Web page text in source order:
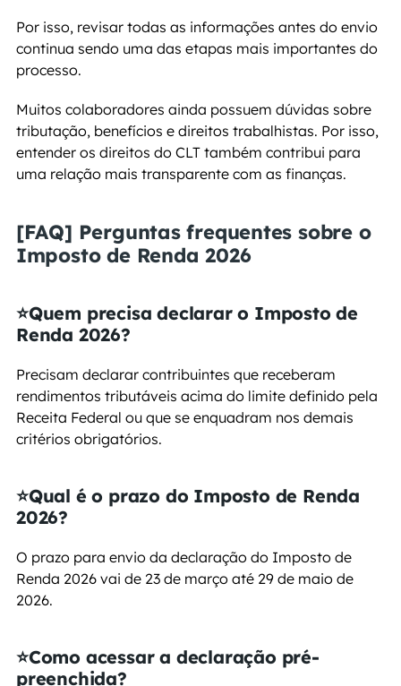
Por isso, revisar todas as informações antes do envio
continua sendo uma das etapas mais importantes do
processo.
Muitos colaboradores ainda possuem dúvidas sobre
tributação, benefícios e direitos trabalhistas. Por isso,
entender os direitos do CLT também contribui para
uma relação mais transparente com as finanças.
[FAQ] Perguntas frequentes sobre o
Imposto de Renda 2026
⭐Quem precisa declarar o Imposto de
Renda 2026?
Precisam declarar contribuintes que receberam
rendimentos tributáveis acima do limite definido pela
Receita Federal ou que se enquadram nos demais
critérios obrigatórios.
⭐Qual é o prazo do Imposto de Renda
2026?
O prazo para envio da declaração do Imposto de
Renda 2026 vai de 23 de março até 29 de maio de
2026.
⭐Como acessar a declaração pré-
preenchida?